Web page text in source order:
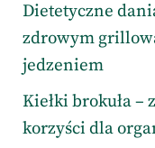
Dietetyczne
zdrowym
jedzeniem
Kiełki brokuła –
korzyści dla